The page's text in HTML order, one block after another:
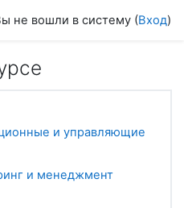
не вошли в систему (Вход)
и управляющие
и менеджмент